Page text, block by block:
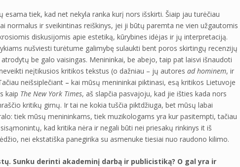
esama tiek, kad net nekyla ranka kurį nors išskirti. Šiaip jau turėčiau
normalus ir sveikintinas reiškinys, jei ji būtų paremta ne vien užgautomis
diskusijomis apie estetiką, kūrybines idėjas ir jų interpretaciją.
nušviesti turėtume galimybę sulaukti bent poros skirtingų recenzijų
be galo vaisingas. Menininkai, be abejo, taip pat laisvi išnaudoti
neįtikusios kritikos tekstus (o dažniau – jų autores ad hominem, ir
neišsiplečiant – kai mūsų menininkai piktinasi, esą kritikos Lietuvoje
kaip The New York Times, aš slapčia pasvajoju, kad jie išties kada nors
kritikų girnų. Ir tai ne kokia tuščia piktdžiuga, bet mūsų labai
tiek mūsų menininkams, tiek muzikologams yra kur pasitempti, tačiau
kad kritika nėra ir negali būti nei priesakų rinkinys it iš
nei ekstatiška panegirika su asmenuke tiesiai nuo raudono kilimo.
Sunku derinti akademinį darbą ir publicistiką? O gal yra ir